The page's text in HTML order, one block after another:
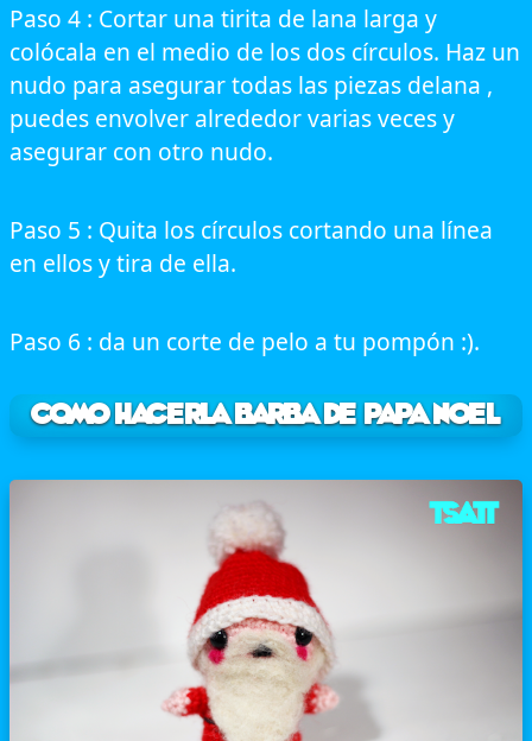
Paso 4 : Cortar una tirita de lana larga y
colócala en el medio de los dos círculos. Haz un
nudo para asegurar todas las piezas delana ,
puedes envolver alrededor varias veces y
asegurar con otro nudo.
Paso 5 : Quita los círculos cortando una línea
en ellos y tira de ella.
Paso 6 : da un corte de pelo a tu pompón :).
Como hacerla barba de Papa Noel